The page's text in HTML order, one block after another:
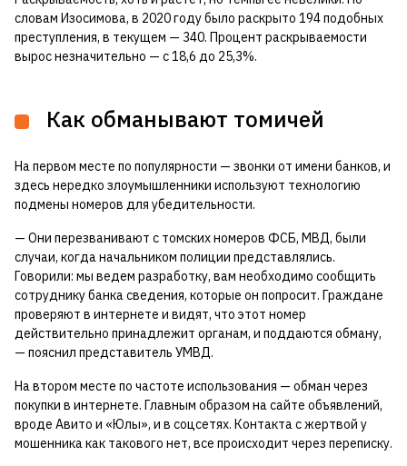
словам Изосимова, в 2020 году было раскрыто 194 подобных
преступления, в текущем — 340. Процент раскрываемости
вырос незначительно — с 18,6 до 25,3%.
Как обманывают томичей
На первом месте по популярности — звонки от имени банков, и
здесь нередко злоумышленники используют технологию
подмены номеров для убедительности.
— Они перезванивают с томских номеров ФСБ, МВД, были
случаи, когда начальником полиции представлялись.
Говорили: мы ведем разработку, вам необходимо сообщить
сотруднику банка сведения, которые он попросит. Граждане
проверяют в интернете и видят, что этот номер
действительно принадлежит органам, и поддаются обману,
— пояснил представитель УМВД.
На втором месте по частоте использования — обман через
покупки в интернете. Главным образом на сайте объявлений,
вроде Авито и «Юлы», и в соцсетях. Контакта с жертвой у
мошенника как такового нет, все происходит через переписку.